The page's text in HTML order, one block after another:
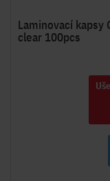
Laminovací kapsy
clear 100pcs